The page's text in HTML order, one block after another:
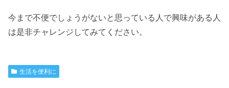
今まで不便でしょうがないと思っている人で興味がある人
は是非チャレンジしてみてください。
生活を便利に